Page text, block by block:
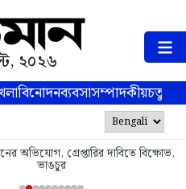
২০২৬
বিনোদনব্যবসাসম্পাদকীয়
অভিযোগ, গ্রেপ্তারির দাবিতে বিক্ষোভ,
ভাঙচুর